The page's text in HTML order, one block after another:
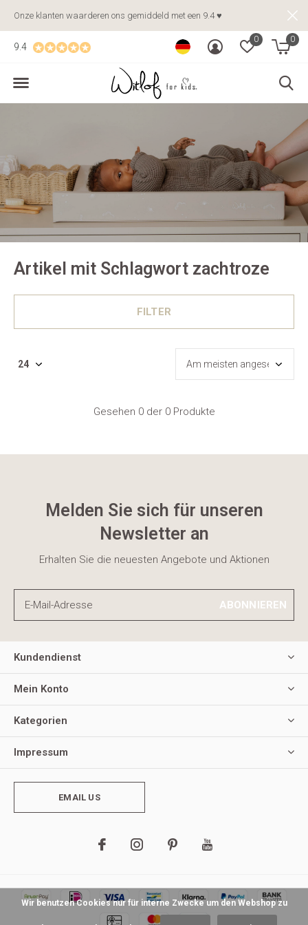
0 0
9.4
Onze klanten waarderen ons gemiddeld met een 9.4 ♥
Artikel mit Schlagwort zachtroze
FILTER
Gesehen 0 der 0 Produkte
Melden Sie sich für unseren
Newsletter an
Erhalten Sie die neuesten Angebote und Aktionen
ABONNIEREN
Kundendienst
Mein Konto
Kategorien
Impressum
EMAIL US
Wir benutzen Cookies nur für interne Zwecke um den Webshop zu